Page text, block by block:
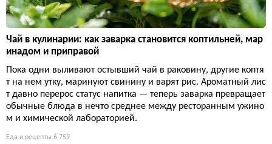
Чай в кулинарии: как заварка становится коптильней, мар
инадом и приправой
Пока одни выливают остывший чай в раковину, другие коптя
т на нем утку, маринуют свинину и варят рис. Ароматный лис
т давно перерос статус напитка — теперь заварка превращает
обычные блюда в нечто среднее между ресторанным ужино
м и химической лабораторией.
Еда и рецепты 6 759